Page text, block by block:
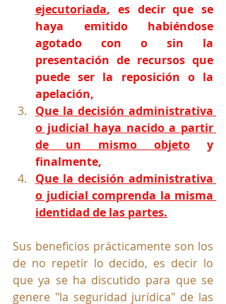
ejecutoriada, es decir que se
haya emitido habiéndose
agotado con o sin la
presentación de recursos que
puede ser la reposición o la
apelación,
Que la decisión administrativa
o judicial haya nacido a partir
de un mismo objeto y
finalmente,
Que la decisión administrativa
o judicial comprenda la misma
identidad de las partes.
Sus beneficios prácticamente son los
de no repetir lo decido, es decir lo
que ya se ha discutido para que se
genere "la seguridad jurídica" de las